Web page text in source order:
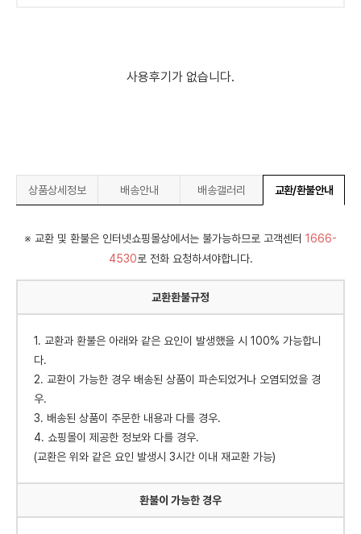
사용후기가 없습니다.
상품상세정보 배송안내 배송갤러리 교환/환불안내
※ 교환 및 환불은 인터넷쇼핑몰상에서는 불가능하므로 고객센터 1666-
4530로 전화 요청하셔야합니다.
교환환불규정
1. 교환과 환불은 아래와 같은 요인이 발생했을 시 100% 가능합니
다.
2. 교환이 가능한 경우 배송된 상품이 파손되었거나 오염되었을 경
우.
3. 배송된 상품이 주문한 내용과 다를 경우.
4. 쇼핑몰이 제공한 정보와 다를 경우.
(교환은 위와 같은 요인 발생시 3시간 이내 재교환 가능)
환불이 가능한 경우